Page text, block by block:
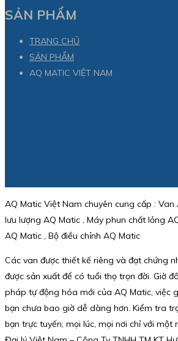
SẢN PHẨM
TRANG CHỦ
SẢN PHẨM
AQ MATIC VIỆT NAM
AQ Matic Việt Nam chuyên cung cấp :
lưu lượng AQ Matic , Máy phun chất lỏng
AQ Matic , Bộ điều chỉnh AQ Matic
Các van được thiết kế riêng và đạt chứng
được sản xuất để có tuổi thọ trọn đời. Giờ
pháp tự động hóa mới của AQ Matic, việc
bạn chưa bao giờ dễ dàng hơn. Kiểm tra
bạn trực tuyến; mọi lúc, mọi nơi chỉ với một